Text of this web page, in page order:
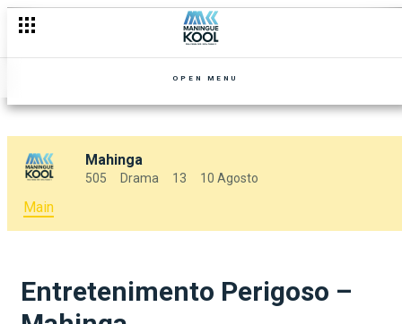
OPEN MENU
Mahinga
505 Drama 13 10 Agosto
Main
Entretenimento Perigoso –